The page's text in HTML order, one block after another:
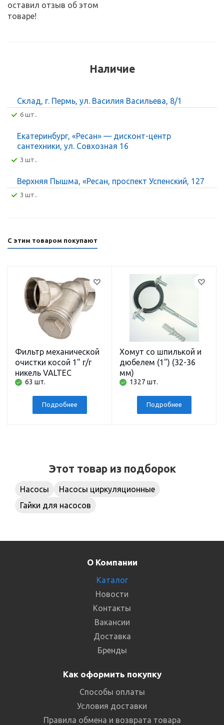
оставил отзыв об этом
товаре!
Наличие
Склад, г. Пермь, ул. Василия Васильева, 8/1
6 шт..
Екатеринбург, «Ресан» — дисконт-центр
сантехники, ул. Совхозная 16
3 шт..
Верхняя Пышма, «Ресан, проспект Успенский, 127
3 шт..
С этим товаром покупают
Фильтр механической
очистки косой 1" г/г
никель VALTEC
63 шт.
Подробнее
Хомут со шпилькой и
дюбелем (1") (32-36
мм)
1327 шт.
Подробнее
Этот товар из подборок
Насосы
Насосы циркуляционные
Гайки для насосов
О Компании
Каталог
Новости
Контакты
Вакансии
Доставка
Бренды
Как оформить покупку
Способы оплаты
Условия доставки
Правила обмена и возврата товара